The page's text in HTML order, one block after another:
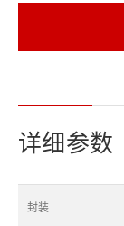
详细参数
封装